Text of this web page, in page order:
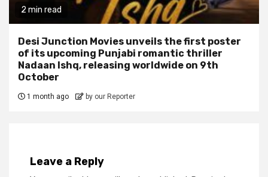
2 min read
Desi Junction Movies unveils the first poster
of its upcoming Punjabi romantic thriller
Nadaan Ishq, releasing worldwide on 9th
October
1 month ago by our Reporter
Leave a Reply